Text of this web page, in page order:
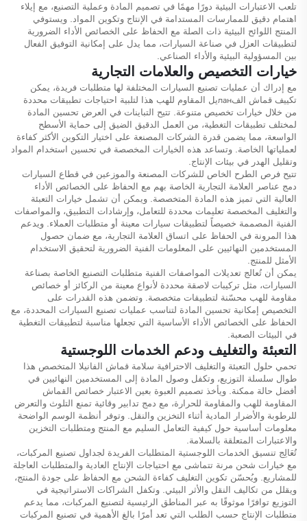
تلعب الاعتبارات البيئية دورًا مهمًا في تصميم المادة وعملية التصنيع، مع إيلاء
اهتمام دقيق للممارسات المستدامة في الإنتاج وتكوين المواد. ويستوفي
المنتج اللوائح البيئية ذات الصلة مع الحفاظ على الخصائص الأداء الضرورية
لتطبيقات العزل في صناعة السيارات، مما يدل على إمكانية التوفيق الفعال
بين المسؤولية البيئية والأداء الصناعي.
خيارات التخصيص والعلامات التجارية
مع إدراك أن عمليات تصنيع السيارات المختلفة لها متطلبات فريدة، يمكن
تكييف قماش الفланيل المقاوم للهب هذا لتلبية احتياجات تطبيقات محددة
من خلال خيارات تخصيص متنوعة. تتيح التباينات في العرض تحسين المادة
لمختلف تطبيقات التغطية، من العمل الدقيق الضيق إلى حماية الأسطح
الواسعة، مما يضمن قدرة الشركات المصنعة على اختيار التكوين الأكثر كفاءة
لعملياتها الخاصة. وتساعد هذه الخيارات المخصصة في تحسين استخدام المواد
وتقليل الهدر في بيئات الإنتاج.
تتيح فرص الطرح الخاص للشركات المصنعة والموزعين في قطاع السيارات
دمج عناصر العلامة التجارية الخاصة بهم مع الحفاظ على الخصائص الأداء
العالية التي تميز هذه المادة المتخصصة. ويمكن أن تشمل خيارات التعبئة
والتغليف المخصصة تعليمات محددة للتعامل، وإرشادات التطبيق، والمواصفات
الفنية المصممة خصيصاً لتطبيقات سيارات معينة أو متطلبات العملاء. ويدعم
هذا المرونة في الحفاظ على اتساق العلامة التجارية، مع ضمان حصول
المستخدمين النهائيين على المعلومات الفنية الضرورية لتحقيق الاستخدام
الأمثل للمنتج.
يمكن أن تُعالج تعديلات المواصفات الفنية متطلبات التصنيع الخاصة بصناعة
السيارات، مثل تركيبات لاصقة محددة لأنواع معينة من الركائز أو خصائص
مقاومة للهب محسّنة لتطبيقات متخصصة. وتضمن هذه القدرات على
التخصيص إمكانية تحسين المادة لتناسب عمليات تصنيع السيارات المحددة، مع
الحفاظ على الخصائص الأداء الأساسية التي تجعلها مناسبة لتطبيقات التغطية
في البيئات الصعبة.
التعبئة والتغليف ودعم الخدمات اللوجستية
تحمي حلول التعبئة والتغليف الاحترافية سلامة قماش الفانيلا المتخصص هذا
طوال سلسلة التوزيع، وتكفل وصول المادة إلى المستخدمين النهائيين في
أفضل حالة ممكنة. ويأخذ تصميم العبوة بعين الاعتبار خصائص القماش
المقاومة للهب والمقاومة للحرارة، مع دمج تدابير وقائية تمنع التلوث والتعرض
للرطوبة والأضرار المادية أثناء التخزين والنقل. وتوفر أنظمة الوسم الواضحة
معلومات أساسية حول كيفية التعامل السليم مع المنتج ومتطلبات التخزين
والاعتبارات المتعلقة بالسلامة.
تُعَالِج تنسيق الخدمات اللوجستية المتطلبات الفريدة لجداول تصنيع المركبات،
مع خيارات شحن مرنة تتماشى مع احتياجات الإنتاج العادية والمتطلبات العاجلة
للمشاريع. ويُحسّن تكوين التغليف كفاءة الشحن مع الحفاظ على جودة المنتج،
ويقلل من تكاليف النقل والأثر البيئي. وتكفل الشراكات الاستراتيجية في
التوزيع توافرًا موثوقًا به عبر المناطق الرئيسية لتصنيع المركبات، مما يدعم
متطلبات الإنتاج حسب الطلب التي تعد أمرًا بالغ الأهمية في تصنيع المركبات